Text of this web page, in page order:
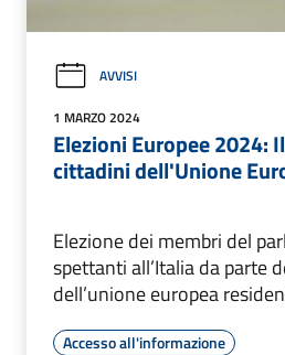
AVVISI
1 MARZO 2024
Elezioni Europee 2024:
cittadini dell'Unione
Elezione dei membri del
spettanti all’Italia da parte
dell’unione europea
Accesso all'informazione